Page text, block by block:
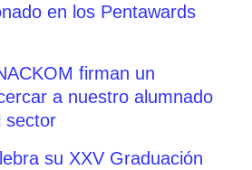
en los Pentawards
firman un
a nuestro alumnado
sector
su XXV Graduación